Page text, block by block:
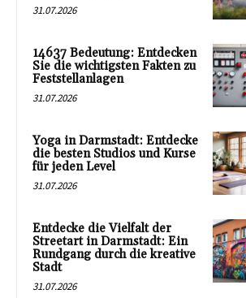
31.07.2026
14637 Bedeutung: Entdecken
Sie die wichtigsten Fakten zu
Feststellanlagen
31.07.2026
Yoga in Darmstadt: Entdecke
die besten Studios und Kurse
für jeden Level
31.07.2026
Entdecke die Vielfalt der
Streetart in Darmstadt: Ein
Rundgang durch die kreative
Stadt
31.07.2026